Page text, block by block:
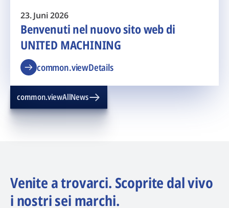
23. Juni 2026
Benvenuti nel nuovo sito web di
UNITED MACHINING
common.viewDetails
common.viewAllNews
Venite a trovarci. Scoprite dal vivo
i nostri sei marchi.